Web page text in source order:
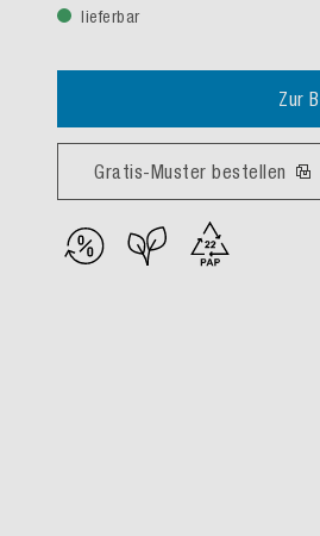
lieferbar
Zur
Gratis-Muster bestellen